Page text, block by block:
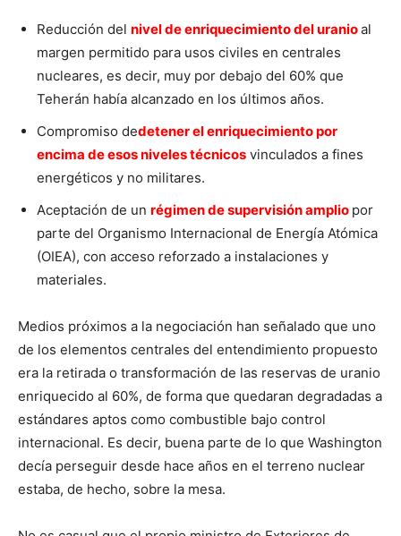
Reducción del nivel de enriquecimiento del uranioal
margen permitido para usos civiles en centrales
nucleares, es decir, muy por debajo del 60% que
Teherán había alcanzado en los últimos años.
Compromiso dedetener el enriquecimiento por
encima de esos niveles técnicos vinculados a fines
energéticos y no militares.
Aceptación de un régimen de supervisión amplio por
parte del Organismo Internacional de Energía Atómica
(OIEA), con acceso reforzado a instalaciones y
materiales.
Medios próximos a la negociación han señalado que uno
de los elementos centrales del entendimiento propuesto
era la retirada o transformación de las reservas de uranio
enriquecido al 60%, de forma que quedaran degradadas a
estándares aptos como combustible bajo control
internacional. Es decir, buena parte de lo que Washington
decía perseguir desde hace años en el terreno nuclear
estaba, de hecho, sobre la mesa.